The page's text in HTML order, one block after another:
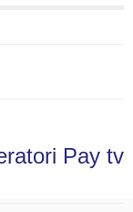
Pay tv